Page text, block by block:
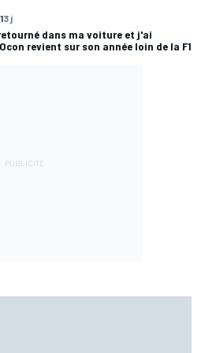
3 j
dans ma voiture et j'ai
revient sur son année loin de la F1